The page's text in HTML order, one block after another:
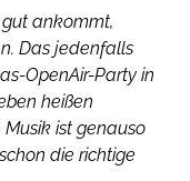
gut ankommt,
Das jedenfalls
OpenAir-Party in
heißen
ist genauso
die richtige